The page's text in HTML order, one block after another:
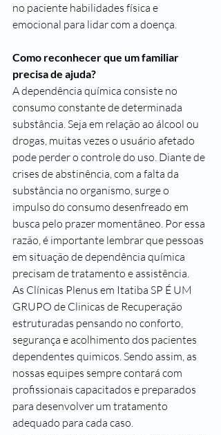
no paciente habilidades física e
emocional para lidar com a doença.
Como reconhecer que um familiar
precisa de ajuda?
A dependência química consiste no
consumo constante de determinada
substância. Seja em relação ao álcool ou
drogas, muitas vezes o usuário afetado
pode perder o controle do uso. Diante de
crises de abstinência, com a falta da
substância no organismo, surge o
impulso do consumo desenfreado em
busca pelo prazer momentâneo. Por essa
razão, é importante lembrar que pessoas
em situação de dependência química
precisam de tratamento e assistência.
As Clínicas Plenus em Itatiba SP É UM
GRUPO de Clinicas de Recuperação
estruturadas pensando no conforto,
segurança e acolhimento dos pacientes
dependentes quimicos. Sendo assim, as
nossas equipes sempre contará com
profissionais capacitados e preparados
para desenvolver um tratamento
adequado para cada caso.